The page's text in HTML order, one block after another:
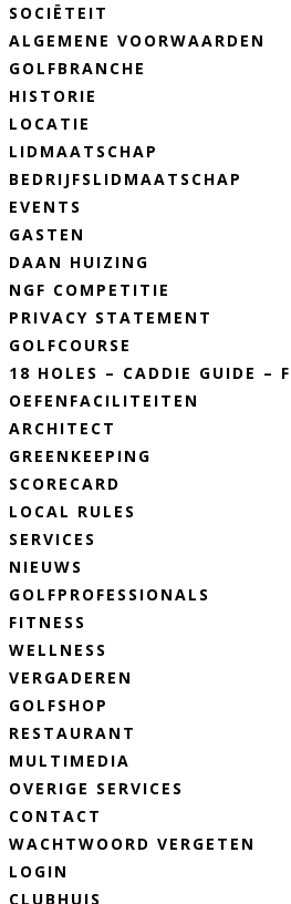
SOCIËTEIT
ALGEMENE VOORWAARDEN
GOLFBRANCHE
HISTORIE
LOCATIE
LIDMAATSCHAP
BEDRIJFSLIDMAATSCHAP
EVENTS
GASTEN
DAAN HUIZING
NGF COMPETITIE
PRIVACY STATEMENT
GOLFCOURSE
18 HOLES – CADDIE GUIDE –
OEFENFACILITEITEN
ARCHITECT
GREENKEEPING
SCORECARD
LOCAL RULES
SERVICES
NIEUWS
GOLFPROFESSIONALS
FITNESS
WELLNESS
VERGADEREN
GOLFSHOP
RESTAURANT
MULTIMEDIA
OVERIGE SERVICES
CONTACT
WACHTWOORD VERGETEN
LOGIN
CLUBHUIS